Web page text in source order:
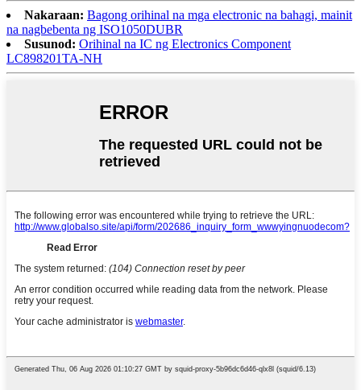
Nakaraan: Bagong orihinal na mga electronic na bahagi, mainit
na nagbebenta ng ISO1050DUBR
Susunod: Orihinal na IC ng Electronics Component
LC898201TA-NH